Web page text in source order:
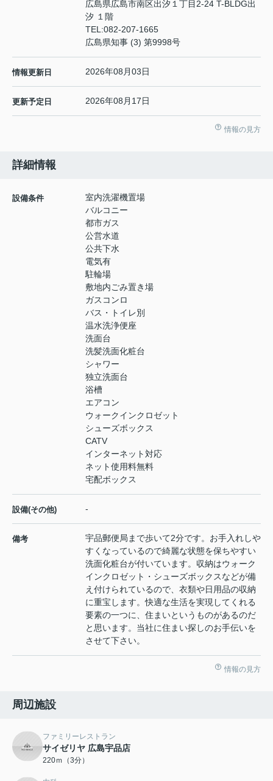
広島県広島市南区出汐１丁目2-24 T-BLDG出
汐 １階
TEL:082-207-1665
広島県知事 (3) 第9998号
情報更新日 2026年08月03日
更新予定日 2026年08月17日
情報の見方
詳細情報
設備条件
室内洗濯機置場
バルコニー
都市ガス
公営水道
公共下水
電気有
駐輪場
敷地内ごみ置き場
ガスコンロ
バス・トイレ別
温水洗浄便座
洗面台
洗髪洗面化粧台
シャワー
独立洗面台
浴槽
エアコン
ウォークインクロゼット
シューズボックス
CATV
インターネット対応
ネット使用料無料
宅配ボックス
設備(その他) -
備考
宇品郵便局まで歩いて2分です。お手入れしや
すくなっているので綺麗な状態を保ちやすい
洗面化粧台が付いています。収納はウォーク
インクロゼット・シューズボックスなどが備
え付けられているので、衣類や日用品の収納
に重宝します。快適な生活を実現してくれる
要素の一つに、住まいというものがあるのだ
と思います。当社に住まい探しのお手伝いを
させて下さい。
情報の見方
周辺施設
ファミリーレストラン
サイゼリヤ 広島宇品店
220ｍ（3分）